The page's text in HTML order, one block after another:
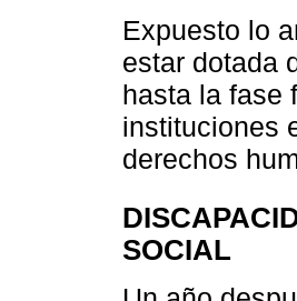
Expuesto lo
estar dotada
hasta la fase
instituciones
derechos
SOCIAL